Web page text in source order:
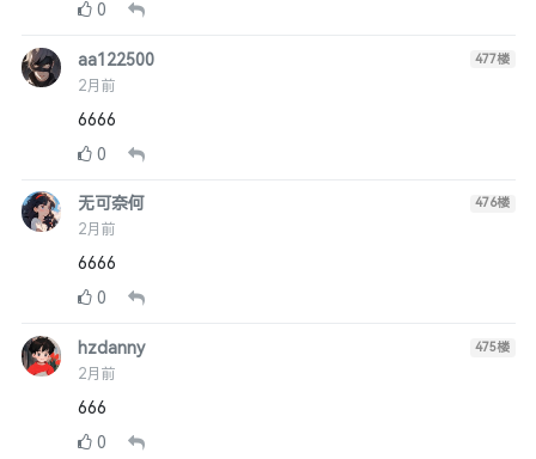
0
aa122500
2月前
477楼
6666
0
无可奈何
2月前
476楼
6666
0
hzdanny
2月前
475楼
666
0